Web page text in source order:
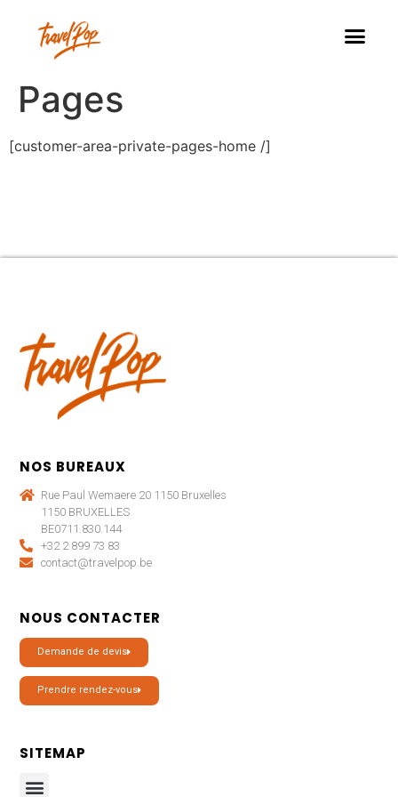
Pages
[customer-area-private-pages-home /]
NOS BUREAUX
Rue Paul Wemaere 20 1150 Bruxelles
1150 BRUXELLES
BE0711.830.144
+32 2 899 73 83
contact@travelpop.be
NOUS CONTACTER
Demande de devis
Prendre rendez-vous
SITEMAP